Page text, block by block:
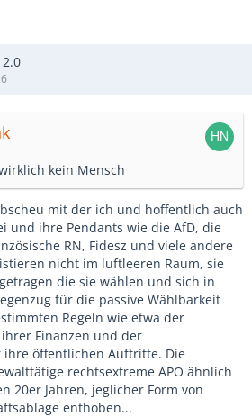
kein Mensch
mit der ich und hoffentlich auch
und ihre Pendants wie die AfD, die
RN, Fidesz und viele andere
nicht im luftleeren Raum, sie
die sie wählen und sich in
für die passive Wählbarkeit
Regeln wie etwa der
Finanzen und der
öffentlichen Auftritte. Die
rechtsextreme APO ähnlich
20er Jahren, jeglicher Form von
enthoben...